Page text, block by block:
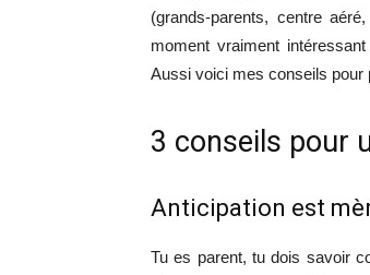
(grands-parents, centre
moment vraiment
Aussi voici mes conseils pour
3 conseils pour
Anticipation est
Tu es parent, tu dois savoir